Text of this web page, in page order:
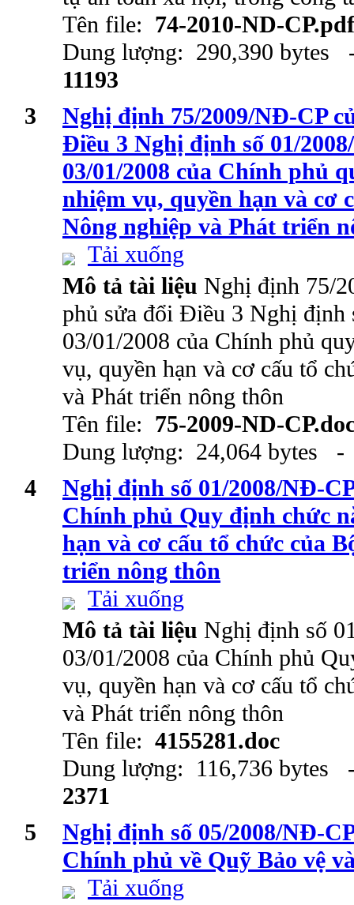
Tên file: 74-2010-ND-CP.pdf
Dung lượng: 290,390
11193
3
Nghị định 75/2009/NĐ-CP
Điều 3 Nghị định số 01/
03/01/2008 của Chính phủ
nhiệm vụ, quyền hạn và cơ
Nông nghiệp và Phát triển
Tải xuống
Mô tả tài liệu Nghị định 75/
phủ sửa đổi Điều 3 Nghị
03/01/2008 của Chính phủ
vụ, quyền hạn và cơ cấu tổ
và Phát triển nông thôn
Tên file: 75-2009-ND-
Dung lượng: 24,064 bytes
4
Nghị định số 01/2008/NĐ-
Chính phủ Quy định chức
hạn và cơ cấu tổ chức của
triển nông thôn
Tải xuống
Mô tả tài liệu Nghị định số
03/01/2008 của Chính phủ
vụ, quyền hạn và cơ cấu tổ
và Phát triển nông thôn
Tên file: 4155281.doc
Dung lượng: 116,736
2371
5
Nghị định số 05/2008/NĐ-
Chính phủ về Quỹ Bảo vệ
Tải xuống